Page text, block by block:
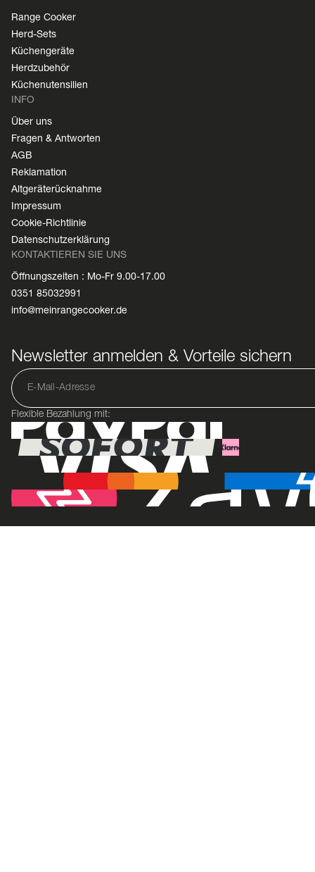
Range Cooker
Herd-Sets
Küchengeräte
Herdzubehör
Küchenutensilien
INFO
Über uns
Fragen & Antworten
AGB
Reklamation
Altgeräterücknahme
Impressum
Cookie-Richtlinie
Datenschutzerklärung
KONTAKTIEREN SIE UNS
Öffnungszeiten : Mo-Fr 9.00-17.00
0351 85032991
info@meinrangecooker.de
Newsletter anmelden & Vorteile sichern
Flexible Bezahlung mit: